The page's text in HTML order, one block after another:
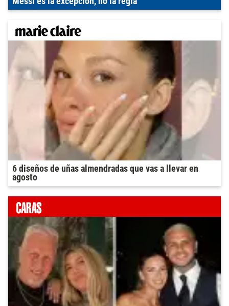
6 diseños de uñas almendradas que vas a llevar en
agosto